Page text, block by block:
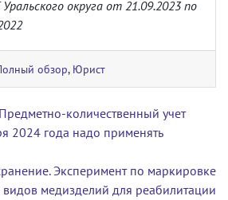
округа от 21.09.2023 по
обзор, Юрист
записямколичественный учет
2024 года надо применять
Эксперимент по маркировке
медизделий для реабилитации